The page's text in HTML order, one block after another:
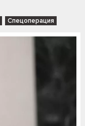
Спецоперация